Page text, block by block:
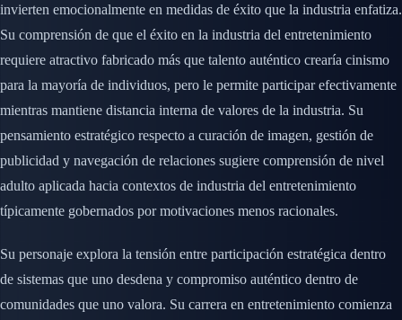
invierten emocionalmente en medidas de éxito que la industria enfatiza.
Su comprensión de que el éxito en la industria del entretenimiento
requiere atractivo fabricado más que talento auténtico crearía cinismo
para la mayoría de individuos, pero le permite participar efectivamente
mientras mantiene distancia interna de valores de la industria. Su
pensamiento estratégico respecto a curación de imagen, gestión de
publicidad y navegación de relaciones sugiere comprensión de nivel
adulto aplicada hacia contextos de industria del entretenimiento
típicamente gobernados por motivaciones menos racionales.
Su personaje explora la tensión entre participación estratégica dentro
de sistemas que uno desdena y compromiso auténtico dentro de
comunidades que uno valora. Su carrera en entretenimiento comienza